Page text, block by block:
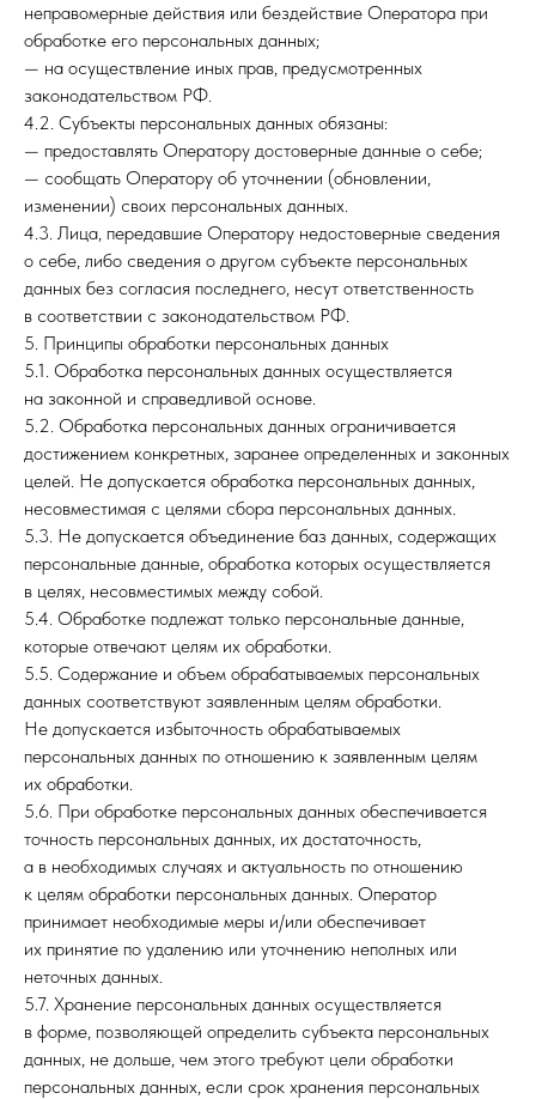
неправомерные действия или бездействие Оператора при
обработке его персональных данных;
— на осуществление иных прав, предусмотренных
законодательством РФ.
4.2. Субъекты персональных данных обязаны:
— предоставлять Оператору достоверные данные о себе;
— сообщать Оператору об уточнении (обновлении,
изменении) своих персональных данных.
4.3. Лица, передавшие Оператору недостоверные сведения
о себе, либо сведения о другом субъекте персональных
данных без согласия последнего, несут ответственность
в соответствии с законодательством РФ.
5. Принципы обработки персональных данных
5.1. Обработка персональных данных осуществляется
на законной и справедливой основе.
5.2. Обработка персональных данных ограничивается
достижением конкретных, заранее определенных и законных
целей. Не допускается обработка персональных данных,
несовместимая с целями сбора персональных данных.
5.3. Не допускается объединение баз данных, содержащих
персональные данные, обработка которых осуществляется
в целях, несовместимых между собой.
5.4. Обработке подлежат только персональные данные,
которые отвечают целям их обработки.
5.5. Содержание и объем обрабатываемых персональных
данных соответствуют заявленным целям обработки.
Не допускается избыточность обрабатываемых
персональных данных по отношению к заявленным целям
их обработки.
5.6. При обработке персональных данных обеспечивается
точность персональных данных, их достаточность,
а в необходимых случаях и актуальность по отношению
к целям обработки персональных данных. Оператор
принимает необходимые меры и/или обеспечивает
их принятие по удалению или уточнению неполных или
неточных данных.
5.7. Хранение персональных данных осуществляется
в форме, позволяющей определить субъекта персональных
данных, не дольше, чем этого требуют цели обработки
персональных данных, если срок хранения персональных